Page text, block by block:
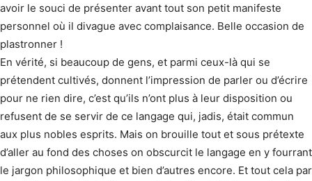
avoir le souci de présenter avant tout son petit manifeste
personnel où il divague avec complaisance. Belle occasion de
plastronner !
En vérité, si beaucoup de gens, et parmi ceux-là qui se
prétendent cultivés, donnent l’impression de parler ou d’écrire
pour ne rien dire, c’est qu’ils n’ont plus à leur disposition ou
refusent de se servir de ce langage qui, jadis, était commun
aux plus nobles esprits. Mais on brouille tout et sous prétexte
d’aller au fond des choses on obscurcit le langage en y fourrant
le jargon philosophique et bien d’autres encore. Et tout cela par